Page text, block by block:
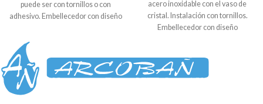
puede ser con tornillos o con
adhesivo. Embellecedor con diseño
expositora
- 6 cm Alto: 12cm Ancho: 20 cm
acero inoxidable con el vaso de
cristal. Instalación con tornillos.
Embellecedor con diseño
x 5cm Alto total: 37,2cm. Ancho
vaso: 11,5cm